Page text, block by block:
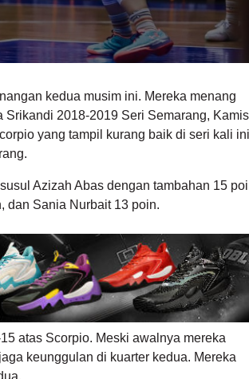
kedua musim ini. Mereka menang
2018-2019 Seri Semarang,
yang tampil kurang baik di seri kali
Azizah Abas dengan tambahan 15
dan Sania Nurbait 13 poin.
atas Scorpio. Meski awalnya mereka
keunggulan di kuarter kedua. Mereka